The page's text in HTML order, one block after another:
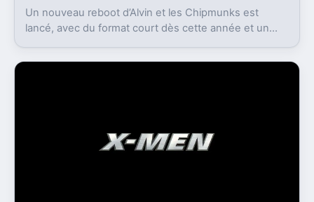
Un nouveau reboot d’Alvin et les Chipmunks est
lancé, avec du format court dès cette année et un
du public.